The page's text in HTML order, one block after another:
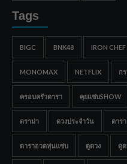
Tags
BIGC BNK48 IRON
MONOMAX NETFLIX ก
ครอบครัวดารา คุยแซ่บSHOW
ดราม่า ดวงประจำวัน ดารา
ดาราอวดหุ่นแซ่บ ดูดวง ดู